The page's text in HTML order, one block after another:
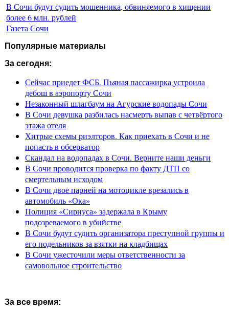
В Сочи будут судить мошенника, обвиняемого в хищении
более 6 млн. рублей
Газета Сочи
Популярные материалы
За сегодня:
Сейчас приедет ФСБ. Пьяная пассажирка устроила
дебош в аэропорту Сочи
Незаконный шлагбаум на Агурские водопады Сочи
В Сочи девушка разбилась насмерть выпав с четвёртого
этажа отеля
Хитрые схемы риэлторов. Как приехать в Сочи и не
попасть в обсерватор
Скандал на водопадах в Сочи. Верните наши деньги
В Сочи проводится проверка по факту ДТП со
смертельным исходом
В Сочи двое парней на мотоцикле врезались в
автомобиль «Ока»
Полиция «Сириуса» задержала в Крыму
подозреваемого в убийстве
В Сочи будут судить организатора преступной группы и
его подельников за взятки на кладбищах
В Сочи ужесточили меры ответственности за
самовольное строительство
За все время: